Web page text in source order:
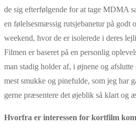
de sig efterfølgende for at tage MDMA
en følelsesmæssig rutsjebanetur på godt
weekend, hvor de er isolerede i deres
Filmen er baseret på en personlig
man stadig holder af, i øjnene og
mest smukke og pinefulde, som jeg har
gerne præsentere det øjeblik så klart og
Hvorfra er interessen for kortfilm